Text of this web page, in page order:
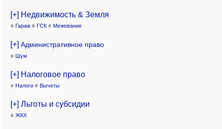
[+] Недвижимость & Земля
○ Гараж ○ ГСК ○ Межевание
[+] Административное право
○ Шум
[+] Налоговое право
○ Налоги ○ Вычеты
[+] Льготы и субсидии
○ ЖКХ